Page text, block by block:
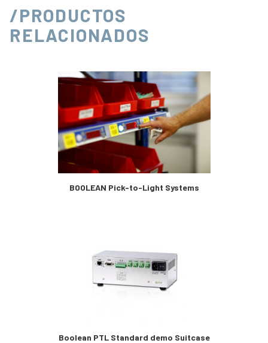
/PRODUCTOS
RELACIONADOS
BOOLEAN Pick-to-Light Systems
Boolean PTL Standard demo Suitcase